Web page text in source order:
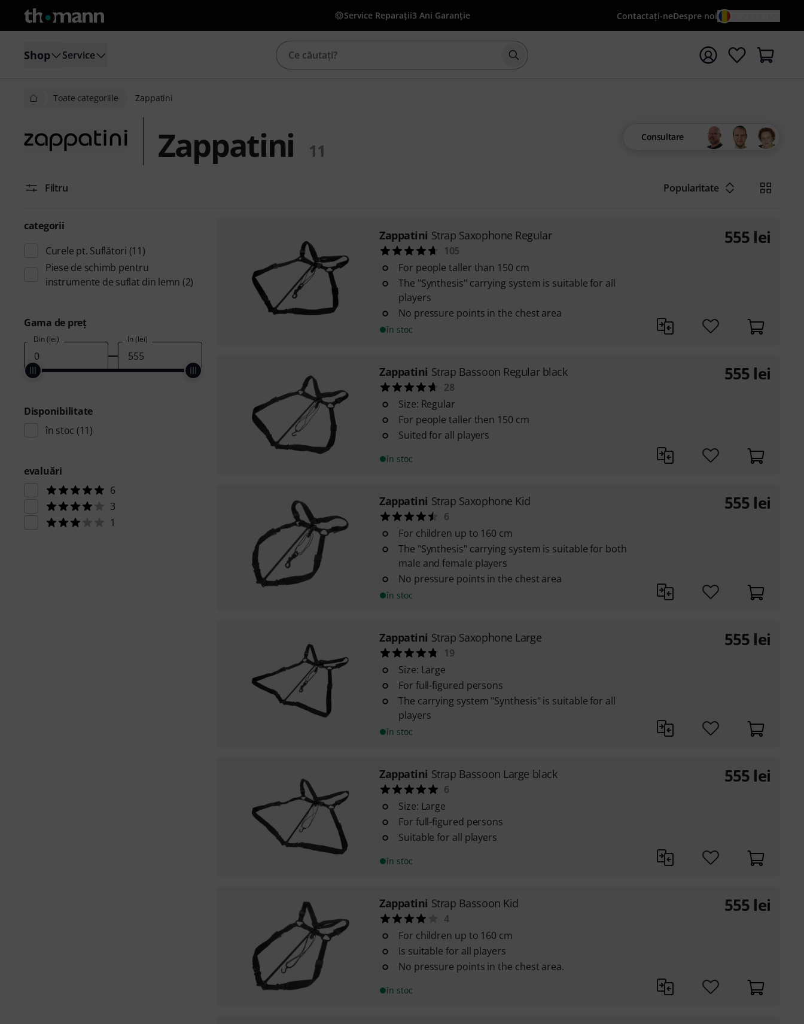
Service Reparații3 Ani Garanție Contactaţi-neDespre noi
Shop Service Începeți căutarea cu termenul de căutare {searchTerm}
Toate categoriile Zappatini
Zappatini 11
Consultare
Filtru Popularitate
categorii
Curele pt. Suflători (11)
Piese de schimb pentru
instrumente de suflat din lemn (2)
Gama de preţ
Din (lei) În (lei)
Disponibilitate
în stoc (11)
evaluări
6
3
1
Zappatini Strap Saxophone Regular
105
For people taller than 150 cm
The "Synthesis" carrying system is suitable for all
players
No pressure points in the chest area
în stoc
555 lei
Zappatini Strap Bassoon Regular black
28
Size: Regular
For people taller then 150 cm
Suited for all players
în stoc
555 lei
Zappatini Strap Saxophone Kid
6
For children up to 160 cm
The "Synthesis" carrying system is suitable for both
male and female players
No pressure points in the chest area
în stoc
555 lei
Zappatini Strap Saxophone Large
19
Size: Large
For full-figured persons
The carrying system "Synthesis" is suitable for all
players
în stoc
555 lei
Zappatini Strap Bassoon Large black
6
Size: Large
For full-figured persons
Suitable for all players
în stoc
555 lei
Zappatini Strap Bassoon Kid
4
For children up to 160 cm
Is suitable for all players
No pressure points in the chest area.
în stoc
555 lei